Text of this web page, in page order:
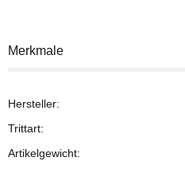
Merkmale
Hersteller:
Trittart:
Artikelgewicht: